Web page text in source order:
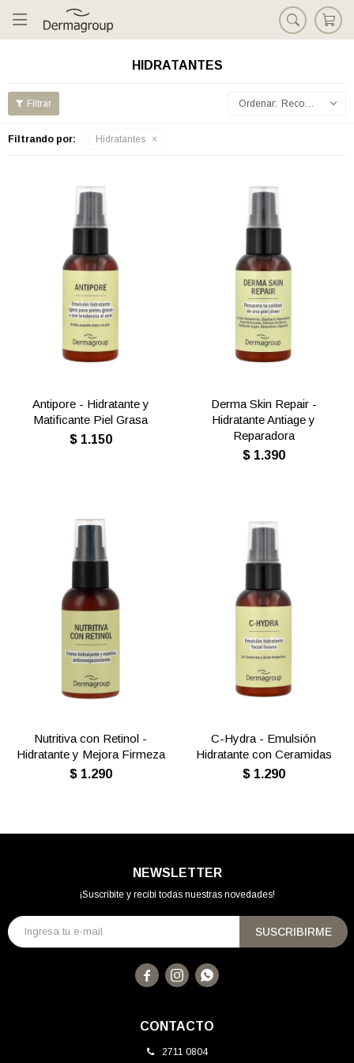

HIDRATANTES
Recomendados
Filtrando por: Hidratantes
Antipore - Hidratante y
Matificante Piel Grasa
$ 1.150
Derma Skin Repair -
Hidratante Antiage y
Reparadora
$ 1.390
Nutritiva con Retinol -
Hidratante y Mejora Firmeza
$ 1.290
C-Hydra - Emulsión
Hidratante con Ceramidas
$ 1.290
CONTACTO
2711 0804
NEWSLETTER
¡Suscribite y recibí todas nuestras novedades!
SUSCRIBIRME
  